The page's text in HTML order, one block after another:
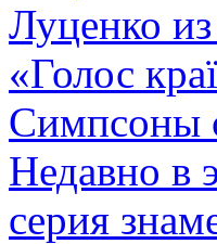
Луценко
«Голос
Симпсоны
Недавно в
серия